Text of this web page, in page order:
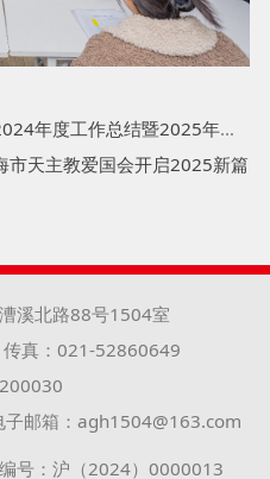
度工作总结暨2025年度工作务虚会
市天主教爱国会开启2025新篇
溪北路88号1504室
传真：021-52860649
子邮箱：agh1504@163.com
号：沪（2024）0000013